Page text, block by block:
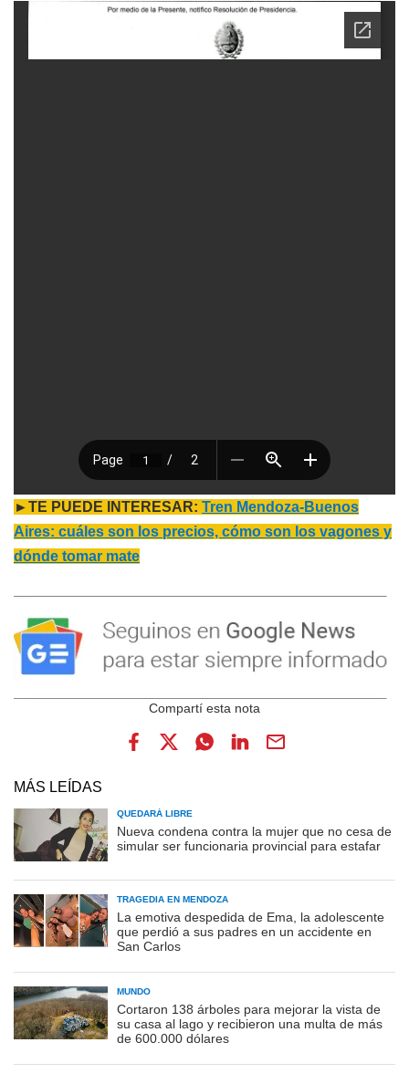
►TE PUEDE INTERESAR: Tren Mendoza-Buenos
Aires: cuáles son los precios, cómo son los vagones y
dónde tomar mate
MÁS LEÍDAS
QUEDARÁ LIBRE
Nueva condena contra la mujer que no cesa de
simular ser funcionaria provincial para estafar
TRAGEDIA EN MENDOZA
La emotiva despedida de Ema, la adolescente
que perdió a sus padres en un accidente en
San Carlos
MUNDO
Cortaron 138 árboles para mejorar la vista de
su casa al lago y recibieron una multa de más
de 600.000 dólares